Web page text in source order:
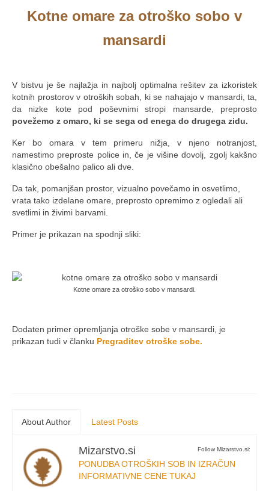
Kotne omare za otroško sobo v
mansardi
V bistvu je še najlažja in najbolj optimalna rešitev za izkoristek
kotnih prostorov v otroških sobah, ki se nahajajo v mansardi, ta,
da nizke kote pod poševnimi stropi mansarde, preprosto
povežemo z omaro, ki se sega od enega do drugega zidu.
Ker bo omara v tem primeru nižja, v njeno notranjost,
namestimo preproste police in, če je višine dovolj, zgolj kakšno
klasično obešalno palico ali dve.
Da tak, pomanjšan prostor, vizualno povečamo in osvetlimo,
vrata tako izdelane omare, preprosto opremimo z ogledali ali
svetlimi in živimi barvami.
Primer je prikazan na spodnji sliki:
Kotne omare za otroško sobo v mansardi.
Dodaten primer opremljanja otroške sobe v mansardi, je
prikazan tudi v članku Pregraditev otroške sobe.
About Author Latest Posts
Follow Mizarstvo.si:
Mizarstvo.si
PONUDBA OTROŠKIH SOB IN IZRAČUN
INFORMATIVNE CENE TUKAJ